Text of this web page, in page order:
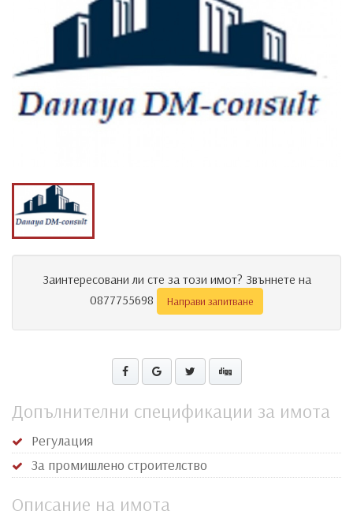
Заинтересовани ли сте за този имот? Звъннете на
0877755698
Направи запитване
Допълнителни спецификации за имота
Регулация
За промишлено строителство
Описание на имота